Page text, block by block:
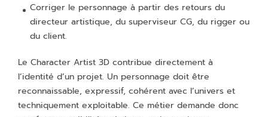
Corriger le personnage à partir des retours du
directeur artistique, du superviseur CG, du rigger ou
du client.
Le Character Artist 3D contribue directement à
l’identité d’un projet. Un personnage doit être
reconnaissable, expressif, cohérent avec l’univers et
techniquement exploitable. Ce métier demande donc